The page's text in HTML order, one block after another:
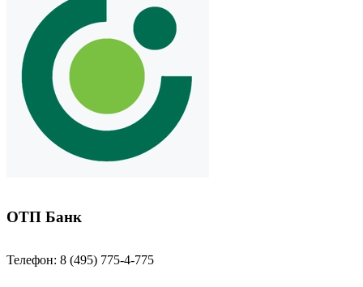
ОТП Банк
Телефон: 8 (495) 775-4-775